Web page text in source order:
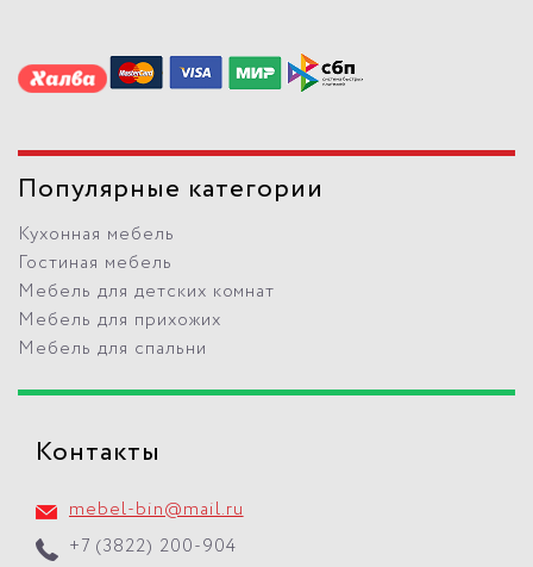
Популярные категории
Кухонная мебель
Гостиная мебель
Мебель для детских комнат
Мебель для прихожих
Мебель для спальни
Контакты
mebel-bin@mail.ru
+7 (3822) 200-904